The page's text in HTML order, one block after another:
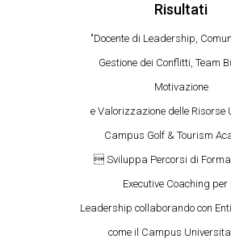
Risultati
"Docente di Leadership,
Gestione dei Conflitti, Team
Motivazione
e Valorizzazione delle Risorse
Campus Golf & Tourism
 Sviluppa Percorsi di
Executive Coaching per
Leadership collaborando con
come il Campus